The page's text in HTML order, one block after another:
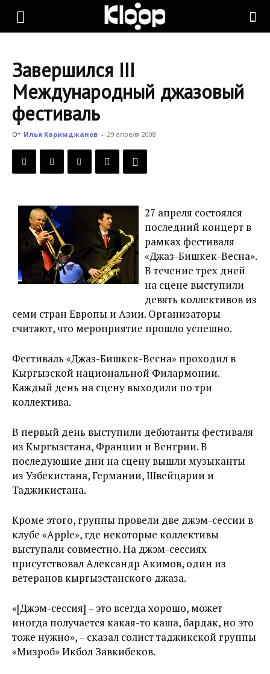
KLOOP.KG
Новости
Кыргызстана
Завершился III
Международный джазовый
фестиваль
От Илья Каримджанов - 29 апреля 2008
27 апреля состоялся
последний концерт в
рамках фестиваля
«Джаз-Бишкек-Весна».
В течение трех дней
на сцене выступили
девять коллективов из
семи стран Европы и Азии. Организаторы
считают, что мероприятие прошло успешно.
Фестиваль «Джаз-Бишкек-Весна» проходил в
Кыргызской национальной Филармонии.
Каждый день на сцену выходили по три
коллектива.
В первый день выступили дебютанты фестиваля
из Кыргызстана, Франции и Венгрии. В
последующие дни на сцену вышли музыканты
из Узбекистана, Германии, Швейцарии и
Таджикистана.
Кроме этого, группы провели две джэм-сессии в
клубе «Apple», где некоторые коллективы
выступали совместно. На джэм-сессиях
присутствовал Александр Акимов, один из
ветеранов кыргызстанского джаза.
«[Джэм-сессия] – это всегда хорошо, может
иногда получается какая-то каша, бардак, но это
тоже нужно», – сказал солист таджикской группы
«Мизроб» Икбол Завкибеков.